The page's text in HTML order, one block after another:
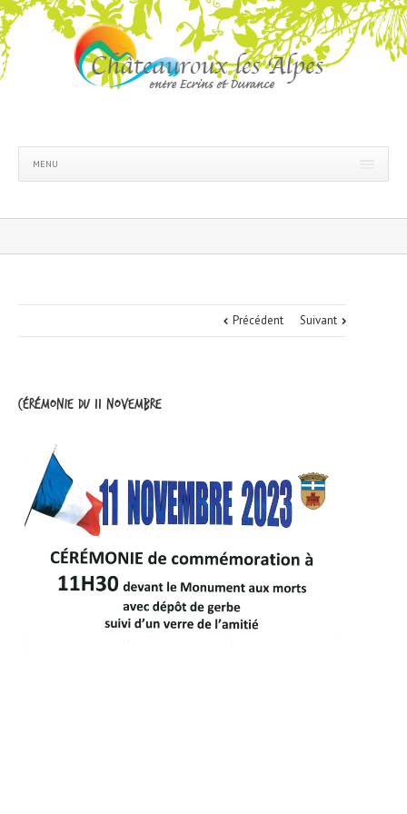
MENU
Précédent Suivant
Cérémonie du 11 novembre